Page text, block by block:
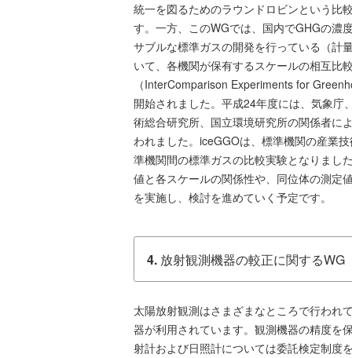
統一を図るためのラウンドロビンという比
す。一方、このWGでは、国内でGHGの濃
サブルな標準ガスの開発を行っている（計
いて、各機関が保有するスケールの相互比
（InterComparison Experiments for
開始されました。平成24年度には、気象
術総合研究所、国立環境研究所の関係者に
われました。iceGGOは、標準機関の産業
準機関間の標準ガスの比較実験となりまし
値と各スケールの関係性や、同位体の測定
を実施し、検討を進めていく予定です。
4. 放射観測機器の較正に関するWG
太陽放射観測はさまざまなところで行われ
器が利用されています。観測機器の精度を
射計および日照計については委託検定制度